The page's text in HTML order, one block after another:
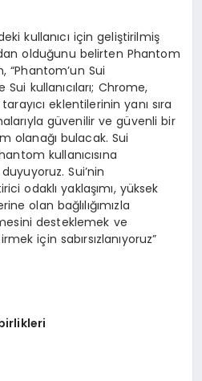
kullanıcı için geliştirilmiş
olduğunu belirten Phantom
“Phantom’un Sui
kullanıcıları; Chrome,
eklentilerinin yanı sıra
güvenilir ve güvenli bir
olanağı bulacak. Sui
kullanıcısına
Sui’nin
odaklı yaklaşımı, yüksek
olan bağlılığımızla
desteklemek ve
için sabırsızlanıyoruz”